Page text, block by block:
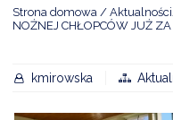
Strona domowa Aktualności
NOŻNEJ CHŁOPCÓW JUŻ
kmirowska